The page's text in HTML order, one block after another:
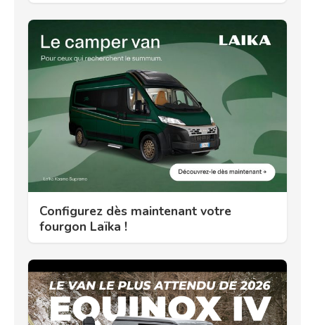
Configurez dès maintenant votre
fourgon Laïka !